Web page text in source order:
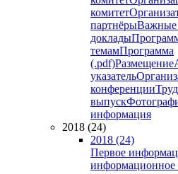
комитет
партнёрыВажные
доклады
темамПрограмма
(.pdf)Размещение
указатель
конференции
выпуск
информация
2018 (24)
2018 (24)
Первое
информационное